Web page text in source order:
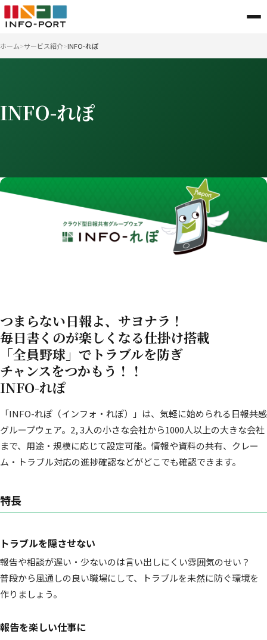
ホーム サービス紹介 INFO-れぽ
INFO-れぽ
つまらない日報よ、サヨナラ！
毎日書くのが楽しくなる仕掛け搭載
「全員野球」でトラブルを防ぎ
チャンスをつかもう！！
INFO-れぽ
「INFO-れぽ（インフォ・れぽ）」は、気軽に始められる日報共感
グループウェア。2, 3人の小さな会社から1000人以上の大きな会社
まで、用途・規模に応じて設定可能。情報や資料の共有、クレー
ム・トラブル対応の進捗確認などがどこでも確認できます。
特長
トラブルを隠させない
報告や相談が遅い・少ないのは言い出しにくい雰囲気のせい？
普段から風通しの良い職場にして、トラブルを未然に防ぐ環境を
作りましょう。
報告を楽しい仕事に